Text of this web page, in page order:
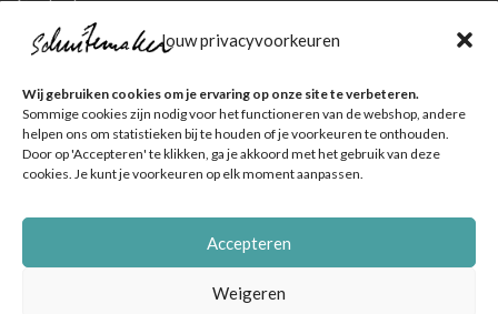
Jouw privacyvoorkeuren
Wij gebruiken cookies om je ervaring op onze site te verbeteren.
Sommige cookies zijn nodig voor het functioneren van de webshop, andere
helpen ons om statistieken bij te houden of je voorkeuren te onthouden.
Door op 'Accepteren' te klikken, ga je akkoord met het gebruik van deze
cookies. Je kunt je voorkeuren op elk moment aanpassen.
Accepteren
Weigeren
Privacy en persoonsgegevens
Ga naar onze pagina
Volg ons op Instagram
Ga naar onze pagina